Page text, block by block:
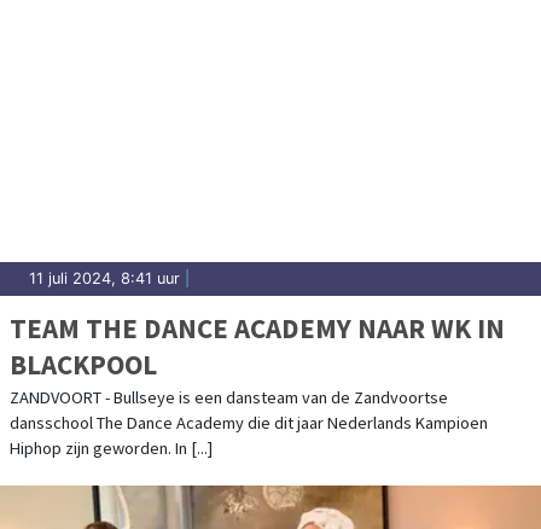
11 juli 2024, 8:41 uur
TEAM THE DANCE ACADEMY NAAR WK IN
BLACKPOOL
ZANDVOORT - Bullseye is een dansteam van de Zandvoortse
dansschool The Dance Academy die dit jaar Nederlands Kampioen
Hiphop zijn geworden. In [...]